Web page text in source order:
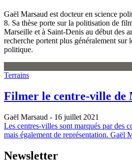
Gaël Marsaud est docteur en science
8. Sa thèse porte sur la politisation de
Marseille et à Saint-Denis au début des
recherche portent plus généralement sur
politique.
Terrains
Filmer le centre-ville de
Gaël Marsaud - 16 juillet 2021
Les centres-villes sont marqués par des
mais également de représentation. Gaël
Newsletter